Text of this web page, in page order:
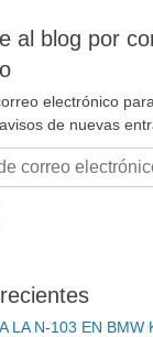
al blog por
electrónico
de nuevas
LA N-103 EN BMW